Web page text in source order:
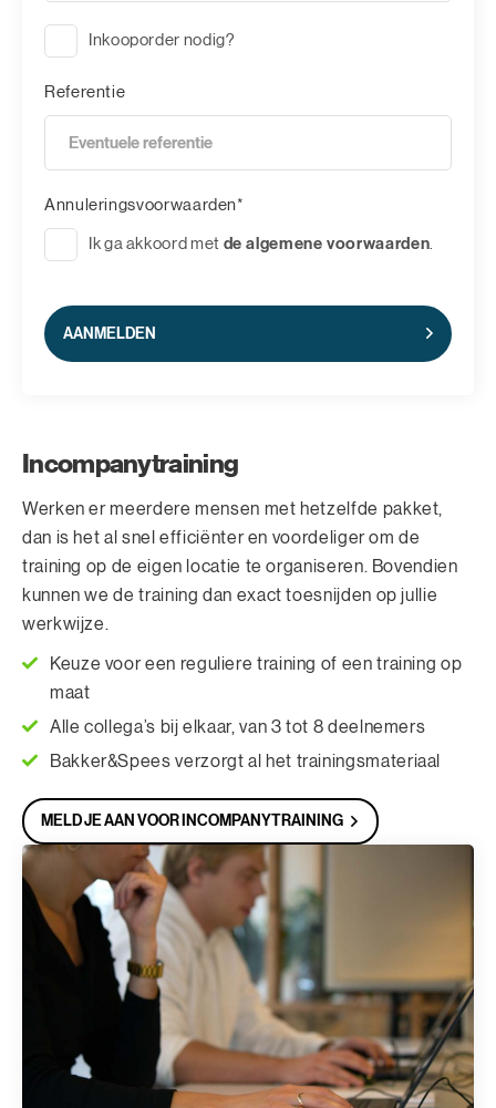
Inkooporder nodig?
Referentie
Annuleringsvoorwaarden*
Ik ga akkoord met de algemene voorwaarden.
AANMELDEN
Incompanytraining
Werken er meerdere mensen met hetzelfde pakket,
dan is het al snel efficiënter en voordeliger om de
training op de eigen locatie te organiseren. Bovendien
kunnen we de training dan exact toesnijden op jullie
werkwijze.
Keuze voor een reguliere training of een training op
maat
Alle collega’s bij elkaar, van 3 tot 8 deelnemers
Bakker&Spees verzorgt al het trainingsmateriaal
MELD JE AAN VOOR INCOMPANYTRAINING